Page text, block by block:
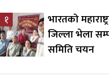
१
भारतको
जिल्ला भेला
समिति चयन